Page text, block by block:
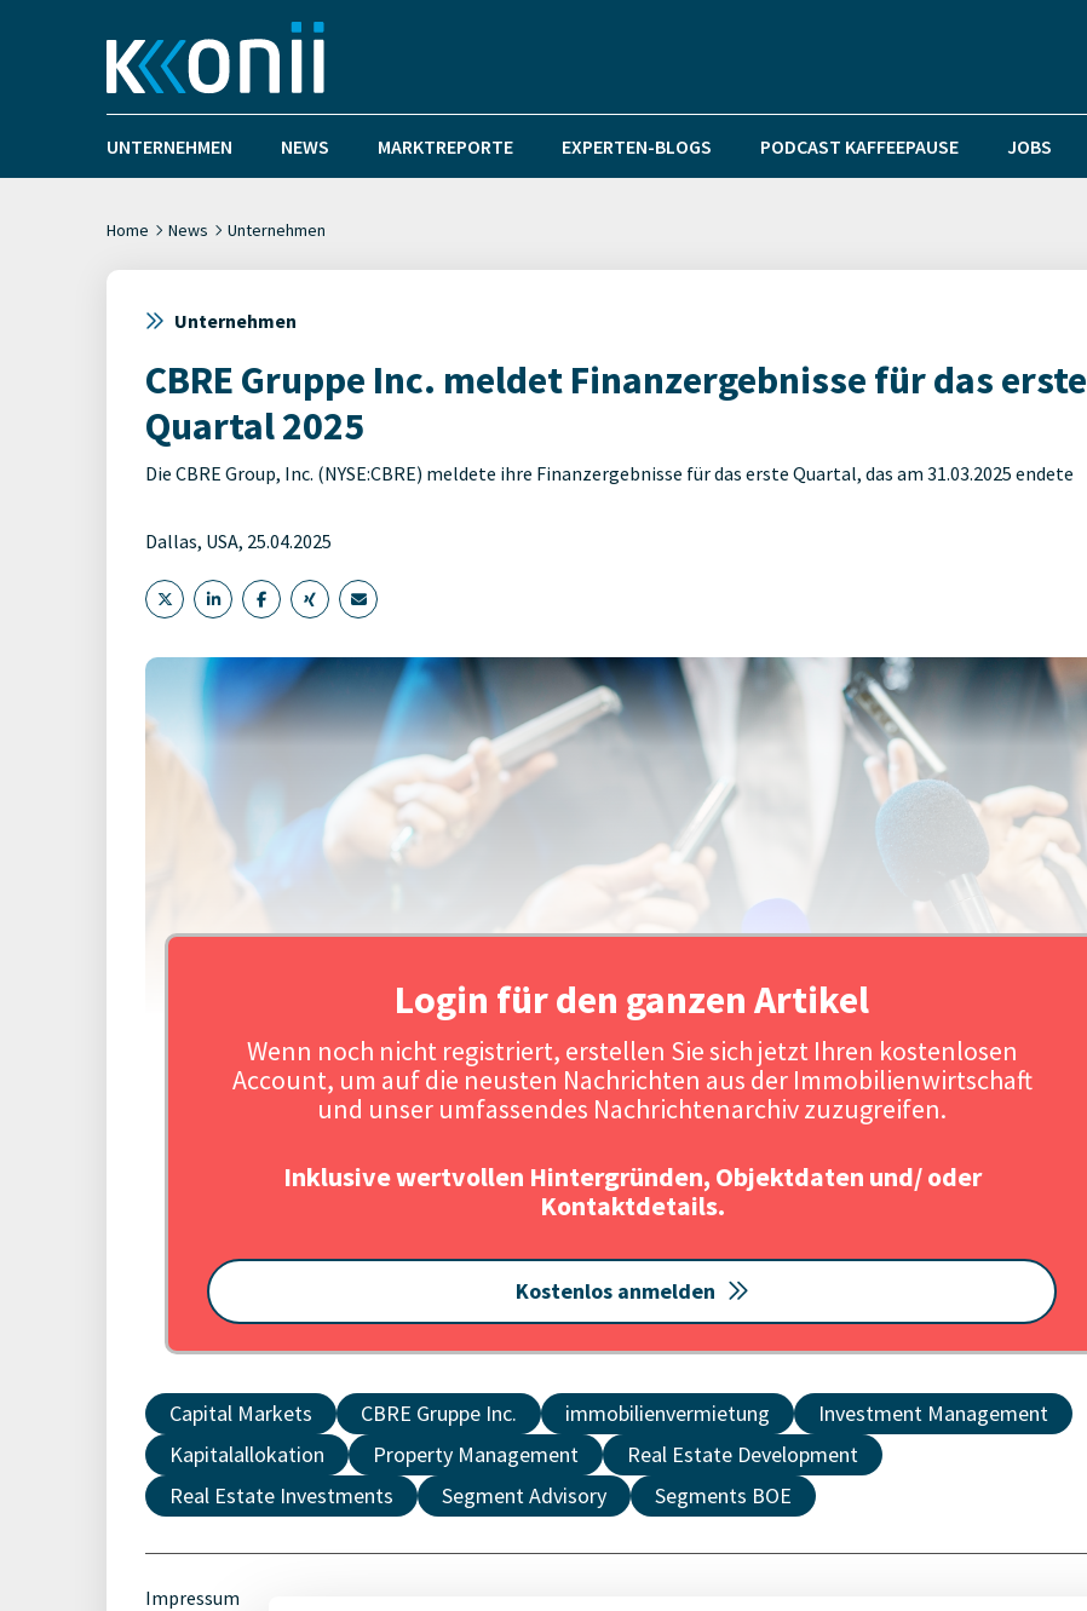
UNTERNEHMEN NEWS MARKTREPORTE EXPERTEN-BLOGS PODCAST KAFFEEPAUSE JOBS
Home News Unternehmen
Unternehmen
CBRE Gruppe Inc. meldet Finanzergebnisse für das erste
Quartal 2025
Die CBRE Group, Inc. (NYSE:CBRE) meldete ihre Finanzergebnisse für das erste Quartal, das am 31.03.2025 endete
Dallas, USA, 25.04.2025
Login für den ganzen Artikel
Wenn noch nicht registriert, erstellen Sie sich jetzt Ihren kostenlosen
Account, um auf die neusten Nachrichten aus der Immobilienwirtschaft
und unser umfassendes Nachrichtenarchiv zuzugreifen.
Inklusive wertvollen Hintergründen, Objektdaten und/ oder
Kontaktdetails.
Kostenlos anmelden
Capital Markets CBRE Gruppe Inc. immobilienvermietung
Investment Management
Kapitalallokation
Property Management
Real Estate Development
Real Estate Investments
Segment Advisory Segments BOE
Impressum